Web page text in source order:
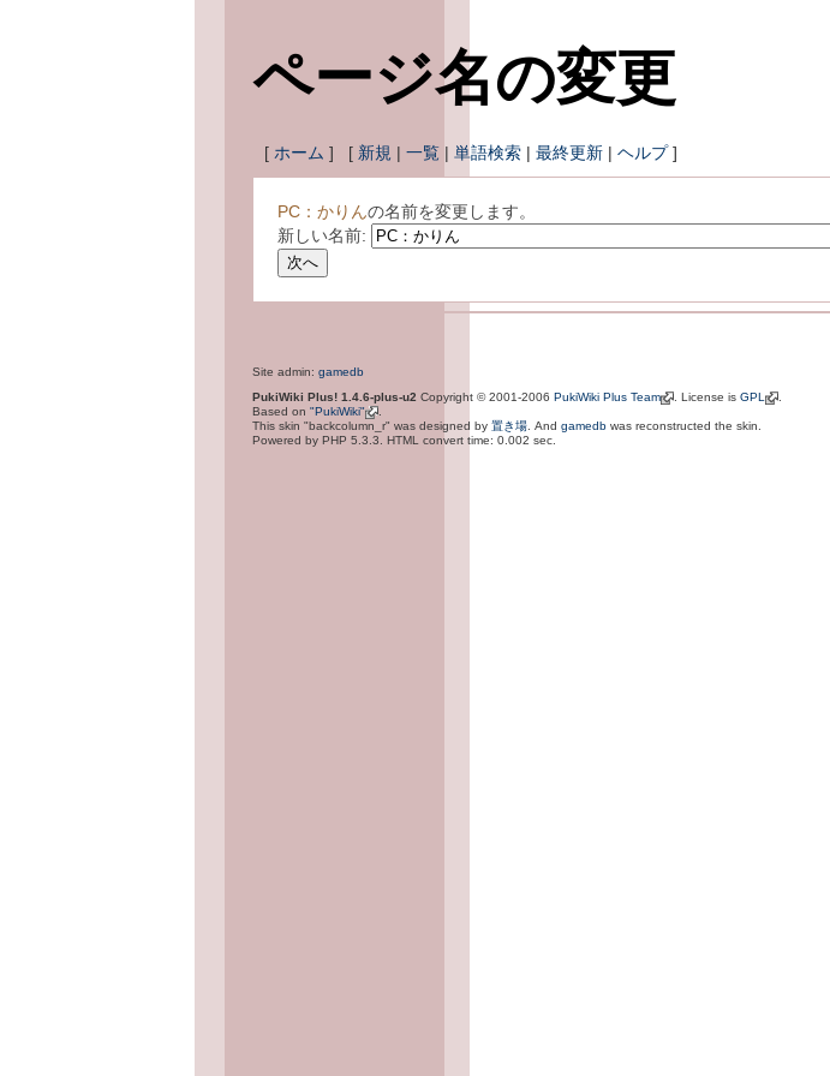
ページ名の変更
[ ホーム ] [ 新規 | 一覧 | 単語検索 | 最終更新 | ヘルプ]
PC：かりんの名前を変更します。
新しい名前:
Site admin: gamedb
PukiWiki Plus! 1.4.6-plus-u2 Copyright © 2001-2006 PukiWiki Plus Team . License is GPL
Based on "PukiWiki"
This skin "backcolumn_r" was designed by 置き場 . And gamedb was reconstructed the skin.
Powered by PHP 5.3.3. HTML convert time: 0.002 sec.